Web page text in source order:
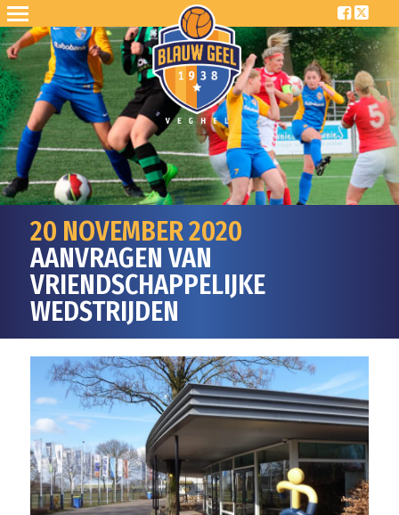
20 NOVEMBER 2020
AANVRAGEN VAN
VRIENDSCHAPPELIJKE
WEDSTRIJDEN